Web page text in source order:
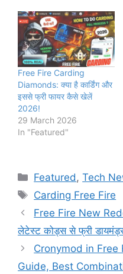
Free Fire Carding
Diamonds: क्या है कार्डिंग और
इससे फ्री फायर कैसे खेलें
2026!
29 March 2026
In "Featured"
Categories
Featured ,Tech
Tags
Carding Free Fire
Free Fire New
लेटेस्ट कोड्स से फ्री
Cronymod in Free
Guide, Best